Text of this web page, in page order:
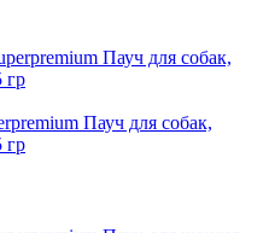
Пауч для собак,
гр